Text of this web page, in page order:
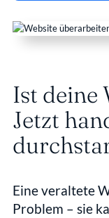
Ist deine
Jetzt
Eine veraltete
Problem – sie